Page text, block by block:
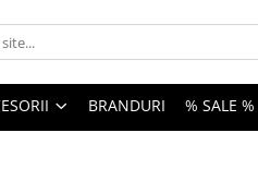
BRANDURI % SALE %